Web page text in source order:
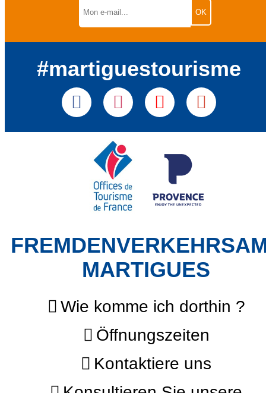
#martiguestourisme
MARTIGUES
Wie komme ich dorthin ?
Öffnungszeiten
Kontaktiere uns